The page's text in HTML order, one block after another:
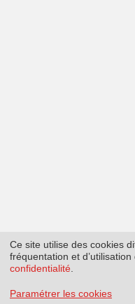
Ce site utilise des cookies
fréquentation et
confidentialité
Paramétrer les cookies